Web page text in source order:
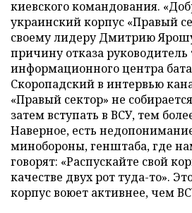
киевского командования.
украинский корпус «Правый
своему лидеру Дмитрию
причину отказа руководитель
информационного центра
Скоропадский в интервью
«Правый сектор» не
затем вступать в ВСУ, тем
Наверное, есть
минобороны, генштаба, где
говорят: «Распускайте свой
качестве двух рот туда-то».
корпус воюет активнее, чем